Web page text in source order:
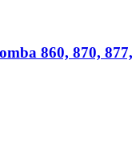
860, 870, 877,